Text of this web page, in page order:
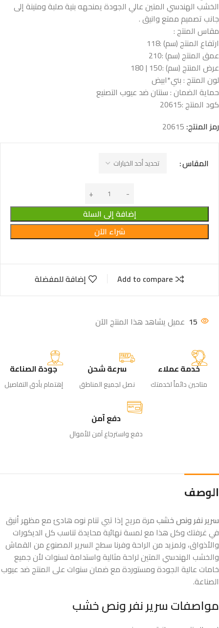
الخشب الهندسي المتين عالي الجودة يمنحهه بنية صلبة ومتينة إلى
جانب تصميم ممتع وانيق .
مقاس المنتج :
ارتفاع المنتج (سم) :118
عمق المنتج (سم) :210
عرض المنتج (سم) :150 | 180
لون المنتج : بني*ابيض
حماية الضمان : سنتان ضد عيوب التصنيع
كود المنتج :20615
رمز المنتج: 20615
المقاس
إضافة إلى السلة
شراء الآن
Add to compare إضافة للمفضلة
15 عميل يشاهد هذا المنتج الآن
خدمة عملاء
متاحين دائماً لخدمتك
سرعة شحن
نصل لجميع المناطق
جودة الصناعة
إهتمام بأدق التفاصيل
دفع آمن
دفع واسترجاع آمن للأموال
الوصف
سرير نفر ونص خشب​ مرة مريح إذا تبي تنام نوه هادئ مع مظهر أنيق
في غرفتك وكل هذا مع لمسة نهائية محايدة تناسب كل الديكورات
والأذواق، ولمزيد من الراحة وفرنا سطح السرير المصنوع من القماش
والخشب الهندسي المتين لراحة مثالية واستدامة لسنوات لأن جميع
خامات عالية الجودة ومستوردة مع ضمان سنوات على المنتج ضد عيوب
الصناعة.
مواصفات سرير نفر ونص خشب​